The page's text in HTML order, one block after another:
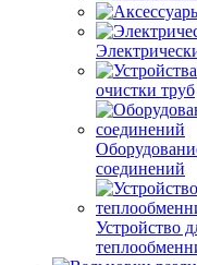
очистки труб
соединений
Устройство